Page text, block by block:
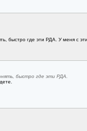
быстро где эти РДА. У меня с
быстро где эти РДА.